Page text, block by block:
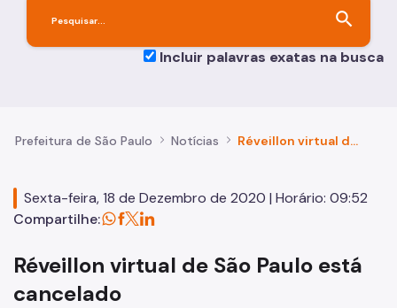
search
Incluir palavras exatas na busca
Prefeitura de São Paulo Notícias Réveillon virtual de São Paulo está cancelado
Sexta-feira, 18 de Dezembro de 2020 | Horário: 09:52
Compartilhe:
Réveillon virtual de São Paulo está
cancelado